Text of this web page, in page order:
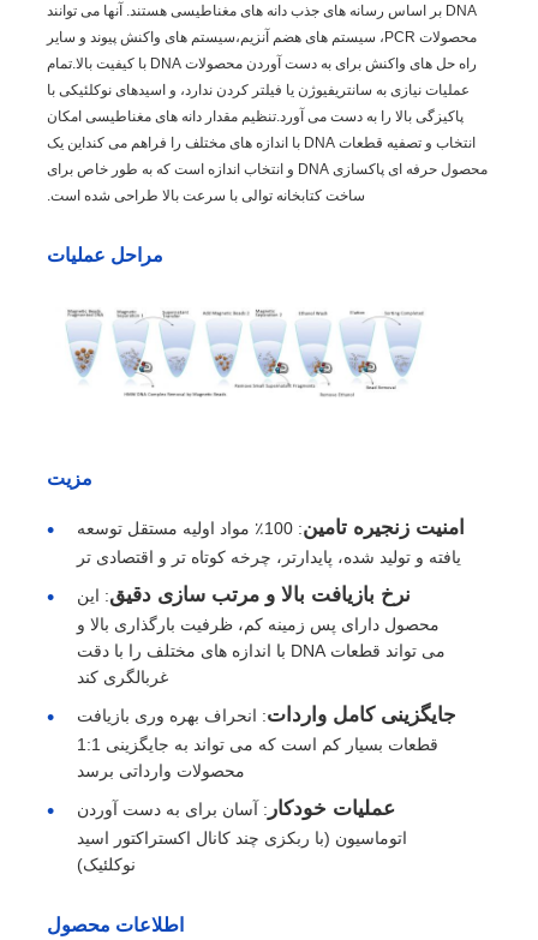
DNA بر اساس رسانه های جذب دانه های مغناطیسی هستند. آنها می توانند
محصولات PCR، سیستم های هضم آنزیم،سیستم های واکنش پیوند و سایر
راه حل های واکنش برای به دست آوردن محصولات DNA با کیفیت بالا.تمام
عملیات نیازی به سانتریفیوژن یا فیلتر کردن ندارد، و اسیدهای نوکلئیکی با
پاکیزگی بالا را به دست می آورد.تنظیم مقدار دانه های مغناطیسی امکان
انتخاب و تصفیه قطعات DNA با اندازه های مختلف را فراهم می کنداین یک
محصول حرفه ای پاکسازی DNA و انتخاب اندازه است که به طور خاص برای
ساخت کتابخانه توالی با سرعت بالا طراحی شده است.
مراحل عملیات
مزیت
امنیت زنجیره تامین
: 100٪ مواد اولیه مستقل توسعه
یافته و تولید شده، پایدارتر، چرخه کوتاه تر و اقتصادی تر
نرخ بازیافت بالا و مرتب سازی دقیق: این
محصول دارای پس زمینه کم، ظرفیت بارگذاری بالا و
می تواند قطعات DNA با اندازه های مختلف را با دقت
غربالگری کند
جایگزینی کامل واردات: انحراف بهره وری بازیافت
قطعات بسیار کم است که می تواند به جایگزینی 1:1
محصولات وارداتی برسد
عملیات خودکار : آسان برای به دست آوردن
اتوماسیون (با ربکزی چند کانال اکستراکتور اسید
نوکلئیک)
اطلاعات محصول